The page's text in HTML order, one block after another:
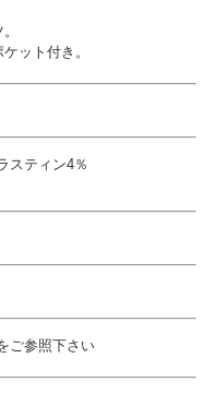
ット付き。
スティン4％
ご参照下さい